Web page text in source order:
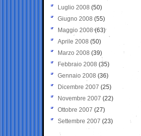
Luglio 2008 (50)
Giugno 2008 (55)
Maggio 2008(63)
Aprile 2008 (50)
Marzo 2008 (39)
Febbraio 2008 (35)
Gennaio 2008 (36)
Dicembre 2007 (25)
Novembre 2007 (22)
Ottobre 2007 (27)
Settembre 2007 (23)